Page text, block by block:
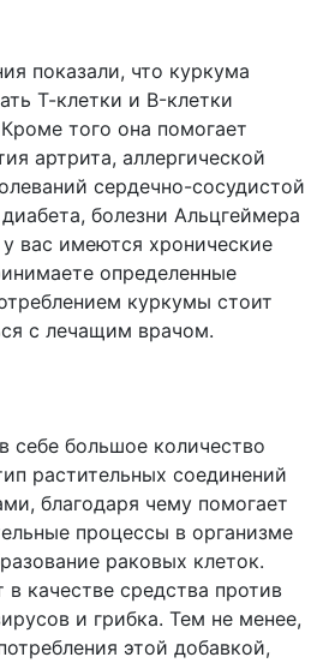
показали, что куркума
Т-клетки и B-клетки
того она помогает
артрита, аллергической
сердечно-сосудистой
болезни Альцгеймера
вас имеются хронические
определенные
куркумы стоит
с лечащим врачом.
себе большое количество
растительных соединений
благодаря чему помогает
процессы в организме
раковых клеток.
качестве средства против
и грибка. Тем не менее,
этой добавкой,